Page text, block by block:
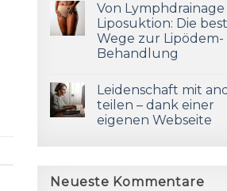
Von Lymphdrainage
Liposuktion: Die
Wege zur Lipödem-
Behandlung
Leidenschaft mit
teilen – dank einer
eigenen Webseite
Neueste Kommentare